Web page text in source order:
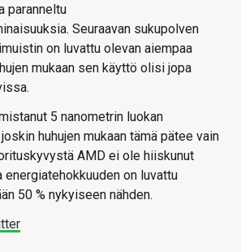
paranneltu
Seuraavan sukupolven
on luvattu olevan aiempaa
mukaan sen käyttö olisi jopa
5 nanometrin luokan
huhujen mukaan tämä pätee vain
AMD ei ole hiiskunut
energiatehokkuuden on luvattu
50 % nykyiseen nähden.